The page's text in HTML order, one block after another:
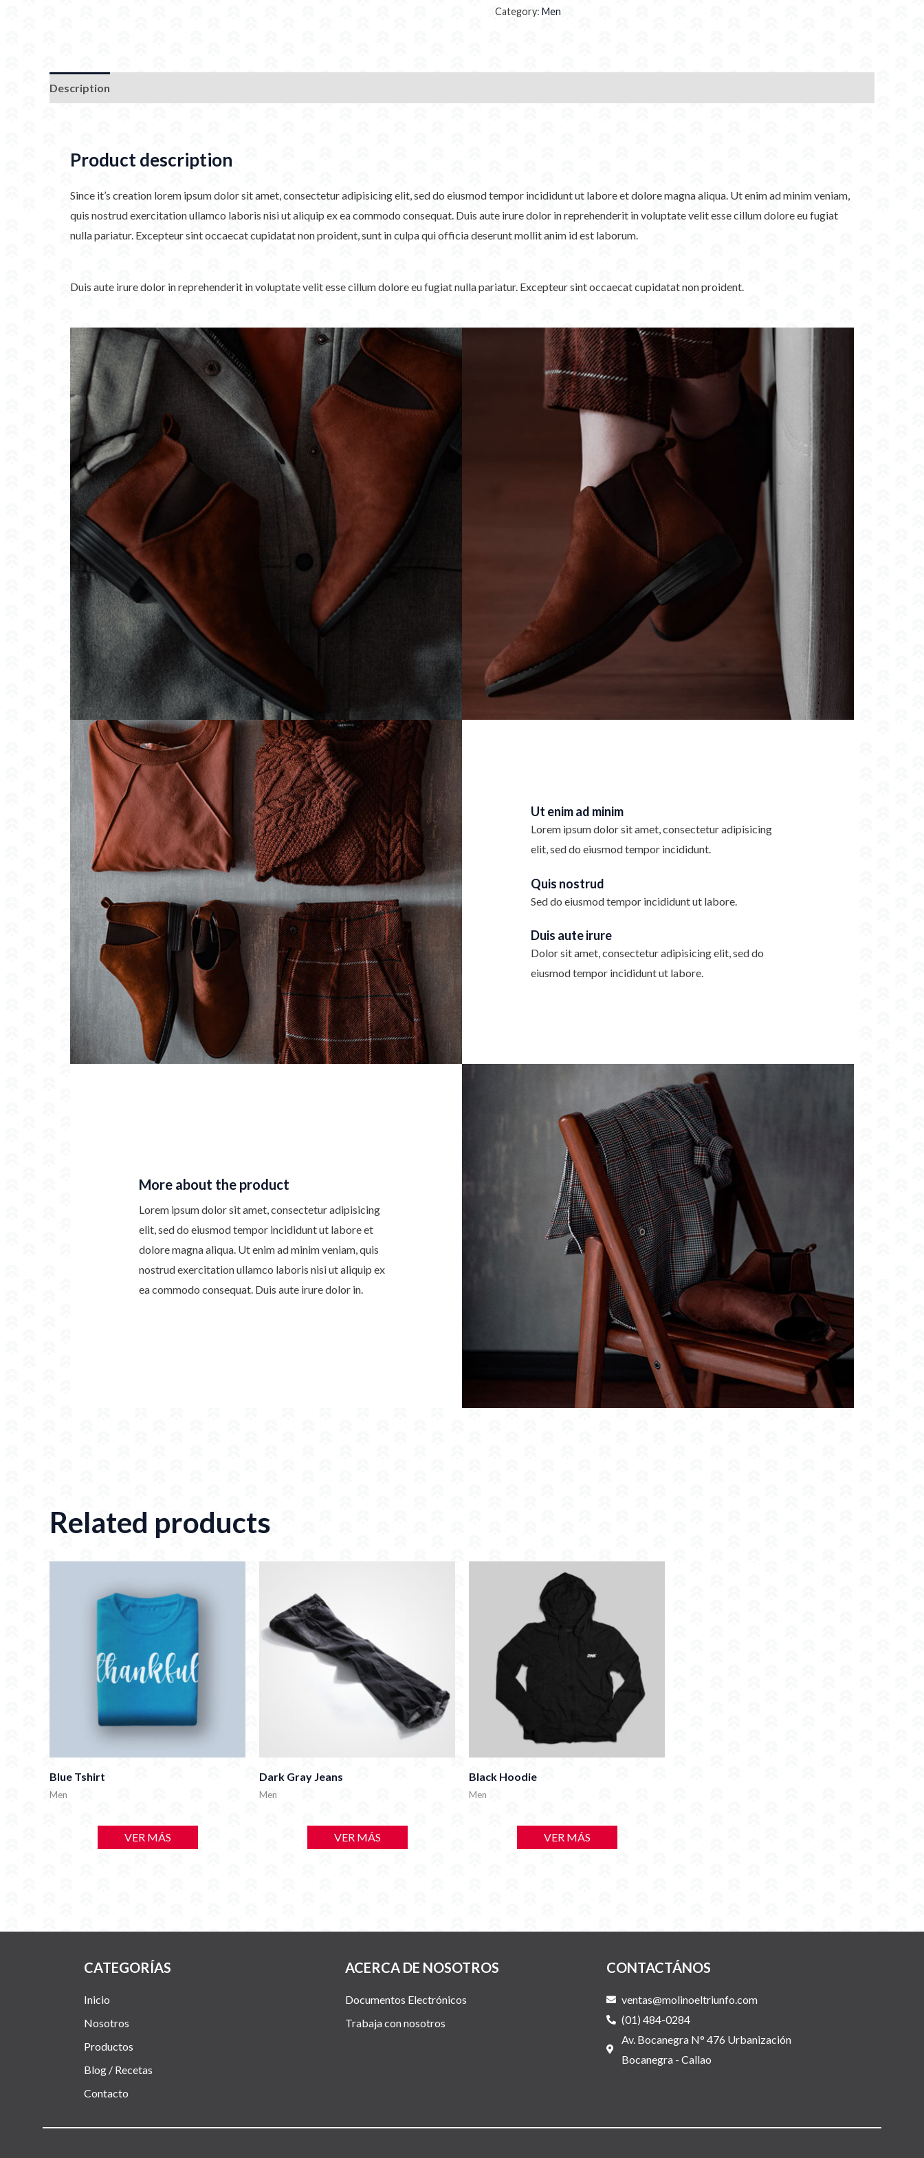
Category: Men
Description
Product description
Since it’s creation lorem ipsum dolor sit amet, consectetur adipisicing elit, sed do eiusmod tempor incididunt ut labore et dolore magna aliqua. Ut enim ad minim veniam,
quis nostrud exercitation ullamco laboris nisi ut aliquip ex ea commodo consequat. Duis aute irure dolor in reprehenderit in voluptate velit esse cillum dolore eu fugiat
nulla pariatur. Excepteur sint occaecat cupidatat non proident, sunt in culpa qui officia deserunt mollit anim id est laborum.
Duis aute irure dolor in reprehenderit in voluptate velit esse cillum dolore eu fugiat nulla pariatur. Excepteur sint occaecat cupidatat non proident.
Ut enim ad minim
Lorem ipsum dolor sit amet, consectetur adipisicing
elit, sed do eiusmod tempor incididunt.
Quis nostrud
Sed do eiusmod tempor incididunt ut labore.
Duis aute irure
Dolor sit amet, consectetur adipisicing elit, sed do
eiusmod tempor incididunt ut labore.
More about the product
Lorem ipsum dolor sit amet, consectetur adipisicing
elit, sed do eiusmod tempor incididunt ut labore et
dolore magna aliqua. Ut enim ad minim veniam, quis
nostrud exercitation ullamco laboris nisi ut aliquip ex
ea commodo consequat. Duis aute irure dolor in.
Related products
Blue Tshirt
Men
VER MÁS
Dark Gray Jeans
Men
VER MÁS
Black Hoodie
Men
VER MÁS
CATEGORÍAS
Inicio
Nosotros
Productos
Blog / Recetas
Contacto
ACERCA DE NOSOTROS
Documentos Electrónicos
Trabaja con nosotros
CONTACTÁNOS
ventas@molinoeltriunfo.com
(01) 484-0284
Av. Bocanegra N° 476 Urbanización
Bocanegra - Callao